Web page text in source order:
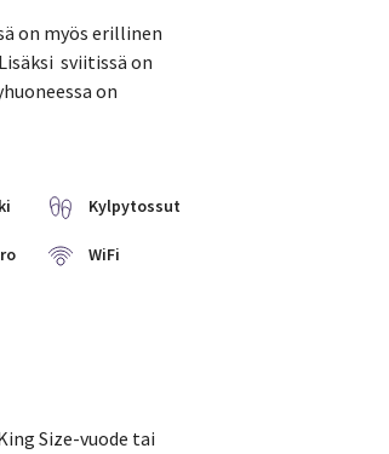
on myös erillinen
sviitissä on
on
Kylpytossut
WiFi
Size-vuode tai